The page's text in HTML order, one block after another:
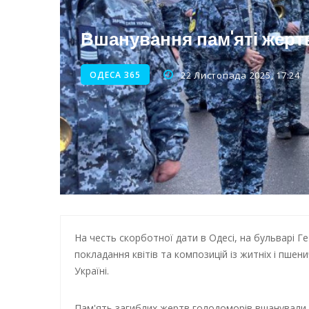
Нічна атака на Одесу:
Енергетична підтримка
Вшанування пам'яті
ОДЕСА 365 22 Листопада 2025, 17:24
На честь скорботної дати в Одесі, на бульварі
покладання квітів та композицій із житніх і
Україні.